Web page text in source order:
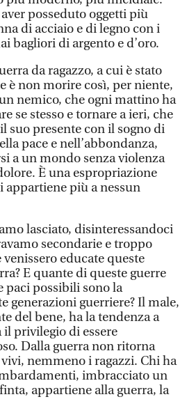
posseduto oggetti più
di acciaio e di legno con i
bagliori di argento e d’oro.
da ragazzo, a cui è stato
è non morire così, per niente,
nemico, che ogni mattino ha
se stesso e tornare a ieri, che
suo presente con il sogno di
pace e nell’abbondanza,
a un mondo senza violenza
È una espropriazione
appartiene più a nessun
lasciato, disinteressandoci
secondarie e troppo
educate queste
E quante di queste guerre
paci possibili sono la
generazioni guerriere? Il male,
del bene, ha la tendenza a
privilegio di essere
Dalla guerra non ritorna
nemmeno i ragazzi. Chi ha
imbracciato un
appartiene alla guerra, la